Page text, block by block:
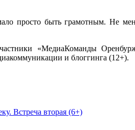
просто быть грамотным. Не
«МедиаКоманды
и блоггинга (12+).
Встреча вторая (6+)